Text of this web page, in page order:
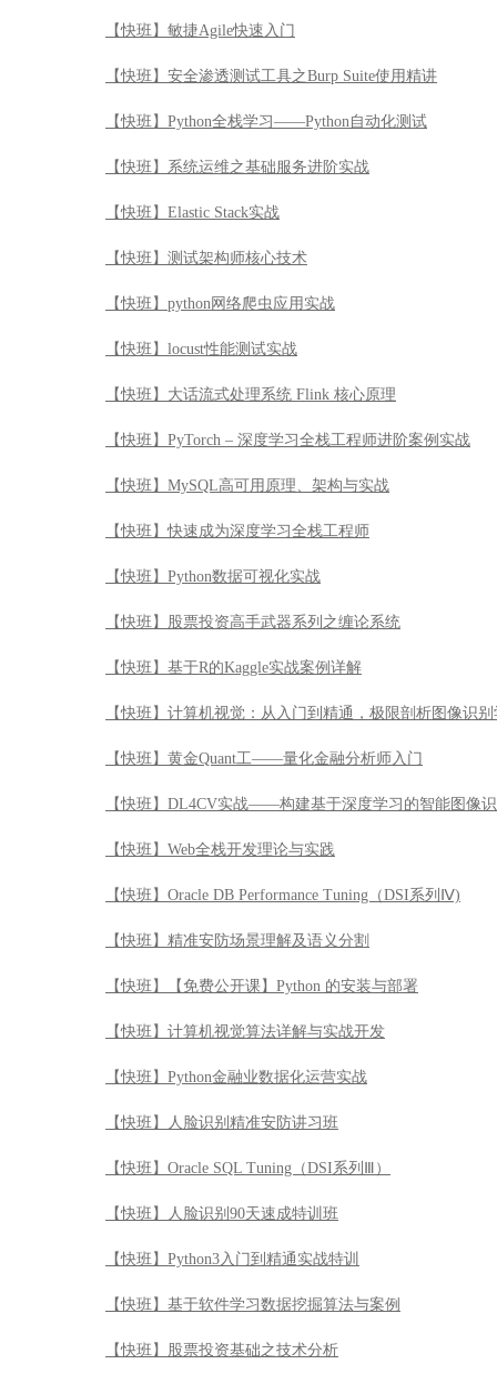
【快班】敏捷Agile快速入门
【快班】安全渗透测试工具之Burp Suite使用精讲
【快班】Python全栈学习——Python自动化测试
【快班】系统运维之基础服务进阶实战
【快班】Elastic Stack实战
【快班】测试架构师核心技术
【快班】python网络爬虫应用实战
【快班】locust性能测试实战
【快班】大话流式处理系统 Flink 核心原理
【快班】PyTorch – 深度学习全栈工程师进阶案例实战
【快班】MySQL高可用原理、架构与实战
【快班】快速成为深度学习全栈工程师
【快班】Python数据可视化实战
【快班】股票投资高手武器系列之缠论系统
【快班】基于R的Kaggle实战案例详解
【快班】计算机视觉：从入门到精通，极限剖析图像识
【快班】黄金Quant工——量化金融分析师入门
【快班】DL4CV实战——构建基于深度学习的智能图像
【快班】Web全栈开发理论与实践
【快班】Oracle DB Performance Tuning（DSI系列Ⅳ)
【快班】精准安防场景理解及语义分割
【快班】【免费公开课】Python 的安装与部署
【快班】计算机视觉算法详解与实战开发
【快班】Python金融业数据化运营实战
【快班】人脸识别精准安防讲习班
【快班】Oracle SQL Tuning（DSI系列Ⅲ）
【快班】人脸识别90天速成特训班
【快班】Python3入门到精通实战特训
【快班】基于软件学习数据挖掘算法与案例
【快班】股票投资基础之技术分析